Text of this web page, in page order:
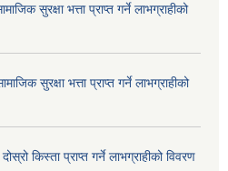
सुरक्षा भत्ता प्राप्त गर्ने लाभग्राहीको
सुरक्षा भत्ता प्राप्त गर्ने लाभग्राहीको
किस्ता प्राप्त गर्ने लाभग्राहीको विवरण